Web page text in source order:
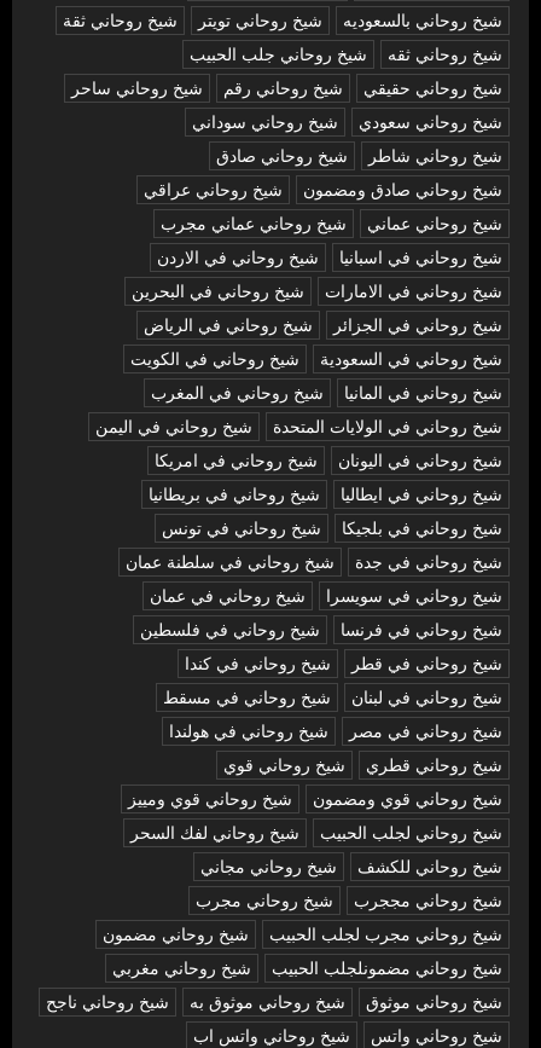
شيخ روحاني بالسعوديه
شيخ روحاني تويتر
شيخ روحاني ثقة
شيخ روحاني ثقه
شيخ روحاني جلب الحبيب
شيخ روحاني حقيقي
شيخ روحاني رقم
شيخ روحاني ساحر
شيخ روحاني سعودي
شيخ روحاني سوداني
شيخ روحاني شاطر
شيخ روحاني صادق
شيخ روحاني صادق ومضمون
شيخ روحاني عراقي
شيخ روحاني عماني
شيخ روحاني عماني مجرب
شيخ روحاني في اسبانيا
شيخ روحاني في الاردن
شيخ روحاني في الامارات
شيخ روحاني في البحرين
شيخ روحاني في الجزائر
شيخ روحاني في الرياض
شيخ روحاني في السعودية
شيخ روحاني في الكويت
شيخ روحاني في المانيا
شيخ روحاني في المغرب
شيخ روحاني في الولايات المتحدة
شيخ روحاني في اليمن
شيخ روحاني في اليونان
شيخ روحاني في امريكا
شيخ روحاني في ايطاليا
شيخ روحاني في بريطانيا
شيخ روحاني في بلجيكا
شيخ روحاني في تونس
شيخ روحاني في جدة
شيخ روحاني في سلطنة عمان
شيخ روحاني في سويسرا
شيخ روحاني في عمان
شيخ روحاني في فرنسا
شيخ روحاني في فلسطين
شيخ روحاني في قطر
شيخ روحاني في كندا
شيخ روحاني في لبنان
شيخ روحاني في مسقط
شيخ روحاني في مصر
شيخ روحاني في هولندا
شيخ روحاني قطري
شيخ روحاني قوي
شيخ روحاني قوي ومضمون
شيخ روحاني قوي ومييز
شيخ روحاني لجلب الحبيب
شيخ روحاني لفك السحر
شيخ روحاني للكشف
شيخ روحاني مجاني
شيخ روحاني مججرب
شيخ روحاني مجرب
شيخ روحاني مجرب لجلب الحبيب
شيخ روحاني مضمون
شيخ روحاني مضمونلجلب الحبيب
شيخ روحاني مغربي
شيخ روحاني موثوق
شيخ روحاني موثوق به
شيخ روحاني ناجح
شيخ روحاني واتس
شيخ روحاني واتس اب